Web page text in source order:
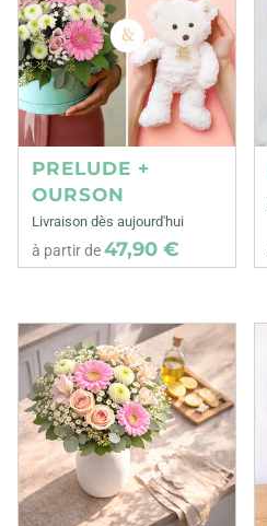
PRELUDE +
OURSON
Livraison dès aujourd'hui
à partir de47,90 €